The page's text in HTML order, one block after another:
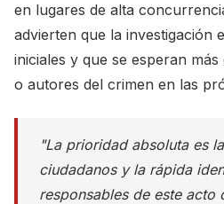
en lugares de alta
advierten que la investigación
iniciales y que se esperan
o autores del crimen en las
"La prioridad absoluta es
ciudadanos y la rápida
responsables de este acto